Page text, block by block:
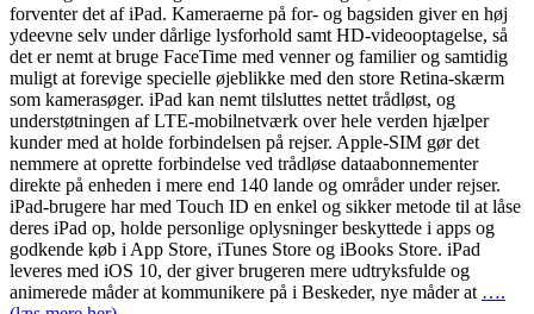
forventer det af iPad. Kameraerne på for- og bagsiden giver en høj
ydeevne selv under dårlige lysforhold samt HD-videooptagelse, så
det er nemt at bruge FaceTime med venner og familier og samtidig
muligt at forevige specielle øjeblikke med den store Retina-skærm
som kamerasøger. iPad kan nemt tilsluttes nettet trådløst, og
understøtningen af LTE-mobilnetværk over hele verden hjælper
kunder med at holde forbindelsen på rejser. Apple-SIM gør det
nemmere at oprette forbindelse ved trådløse dataabonnementer
direkte på enheden i mere end 140 lande og områder under rejser.
iPad-brugere har med Touch ID en enkel og sikker metode til at låse
deres iPad op, holde personlige oplysninger beskyttede i apps og
godkende køb i App Store, iTunes Store og iBooks Store. iPad
leveres med iOS 10, der giver brugeren mere udtryksfulde og
animerede måder at kommunikere på i Beskeder, nye måder at ….